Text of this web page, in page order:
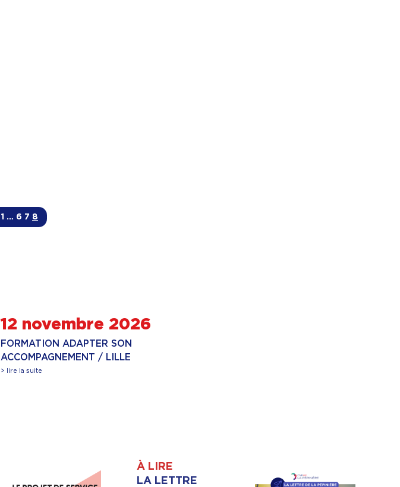
1 … 6 7 8
12 novembre 2026
FORMATION ADAPTER SON
ACCOMPAGNEMENT / LILLE
> lire la suite
À LIRE
LA LETTRE